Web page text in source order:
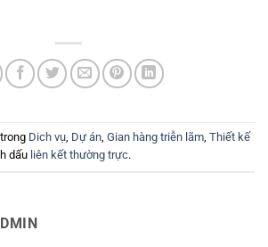
Dich vụ, Dự án, Gian hàng triễn lãm, Thiết kế
dấu liên kết thường trực.